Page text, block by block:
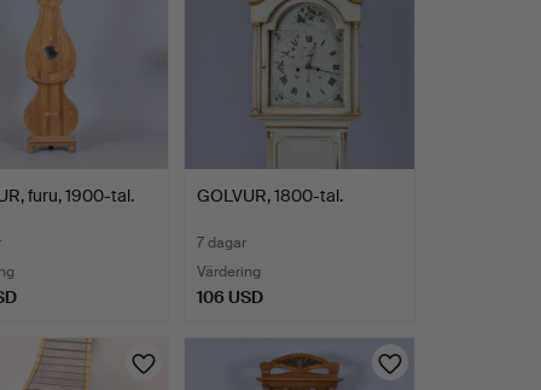
furu, 1900-tal. GOLVUR, 1800-tal.
7 dagar
Värdering
106 USD